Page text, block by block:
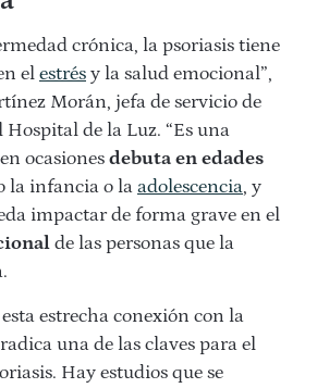
crónica, la psoriasis tiene
el estrés y la salud emocional”,
Morán, jefa de servicio de
de la Luz. “Es una
ocasiones debuta en edades
la infancia o la adolescencia, y
impactar de forma grave en el
de las personas que la
estrecha conexión con la
radica una de las claves para el
Hay estudios que se